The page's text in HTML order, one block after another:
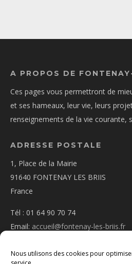
Nous utilisons des cookies pour
A PROPOS DE
Ces pages vous permettront de
et ses hameaux, leur vie, leurs
renseignements de la vie courante,
ADRESSE POSTALE
1, Place de la Mairie
91640 FONTENAY LES BRIIS
France
Tél : 01 64 90 70 74
Email: accueil@fontenay-les-briis.fr